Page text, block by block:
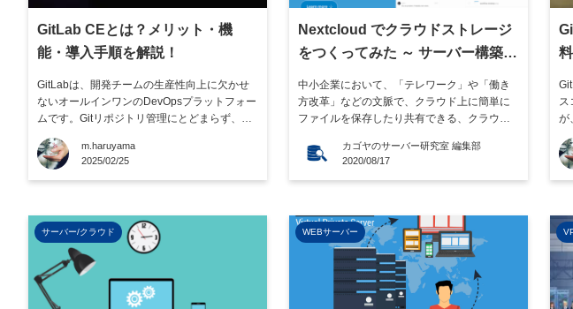
GitLab CEとは？メリット・機
能・導入手順を解説！
GitLabは、開発チームの生産性向上に欠かせ
ないオールインワンのDevOpsプラットフォー
ムです。Gitリポジトリ管理にとどまらず、CI/
CD、セキュリティ、モニタリングなど、開発
に必要な機能をすべて備えています。 その中
でも無料で利用できる「GitLab CE（Commun
ity Edition）」は特に注目されて […]
m.haruyama
2025/02/25
Nextcloud でクラウドストレージ
をつくってみた ～ サーバー構築編
中小企業において、「テレワーク」や「働き
方改革」などの文脈で、クラウド上に簡単に
ファイルを保存したり共有できる、クラウド
スクリプションで提供されているストレージ
いのではないでしょうか。これらのサービス
[…]
カゴヤのサーバー研究室 編集部
2020/08/17
ス
が
事
で
サーバー/クラウド WEBサーバー